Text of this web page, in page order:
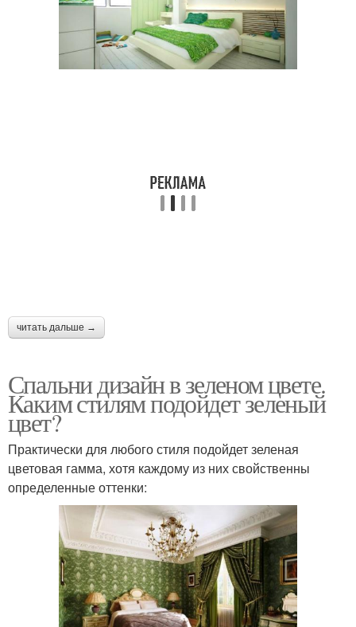
читать дальше →
Спальни дизайн в зеленом цвете.
Каким стилям подойдет зеленый
цвет?
Практически для любого стиля подойдет зеленая
цветовая гамма, хотя каждому из них свойственны
определенные оттенки: